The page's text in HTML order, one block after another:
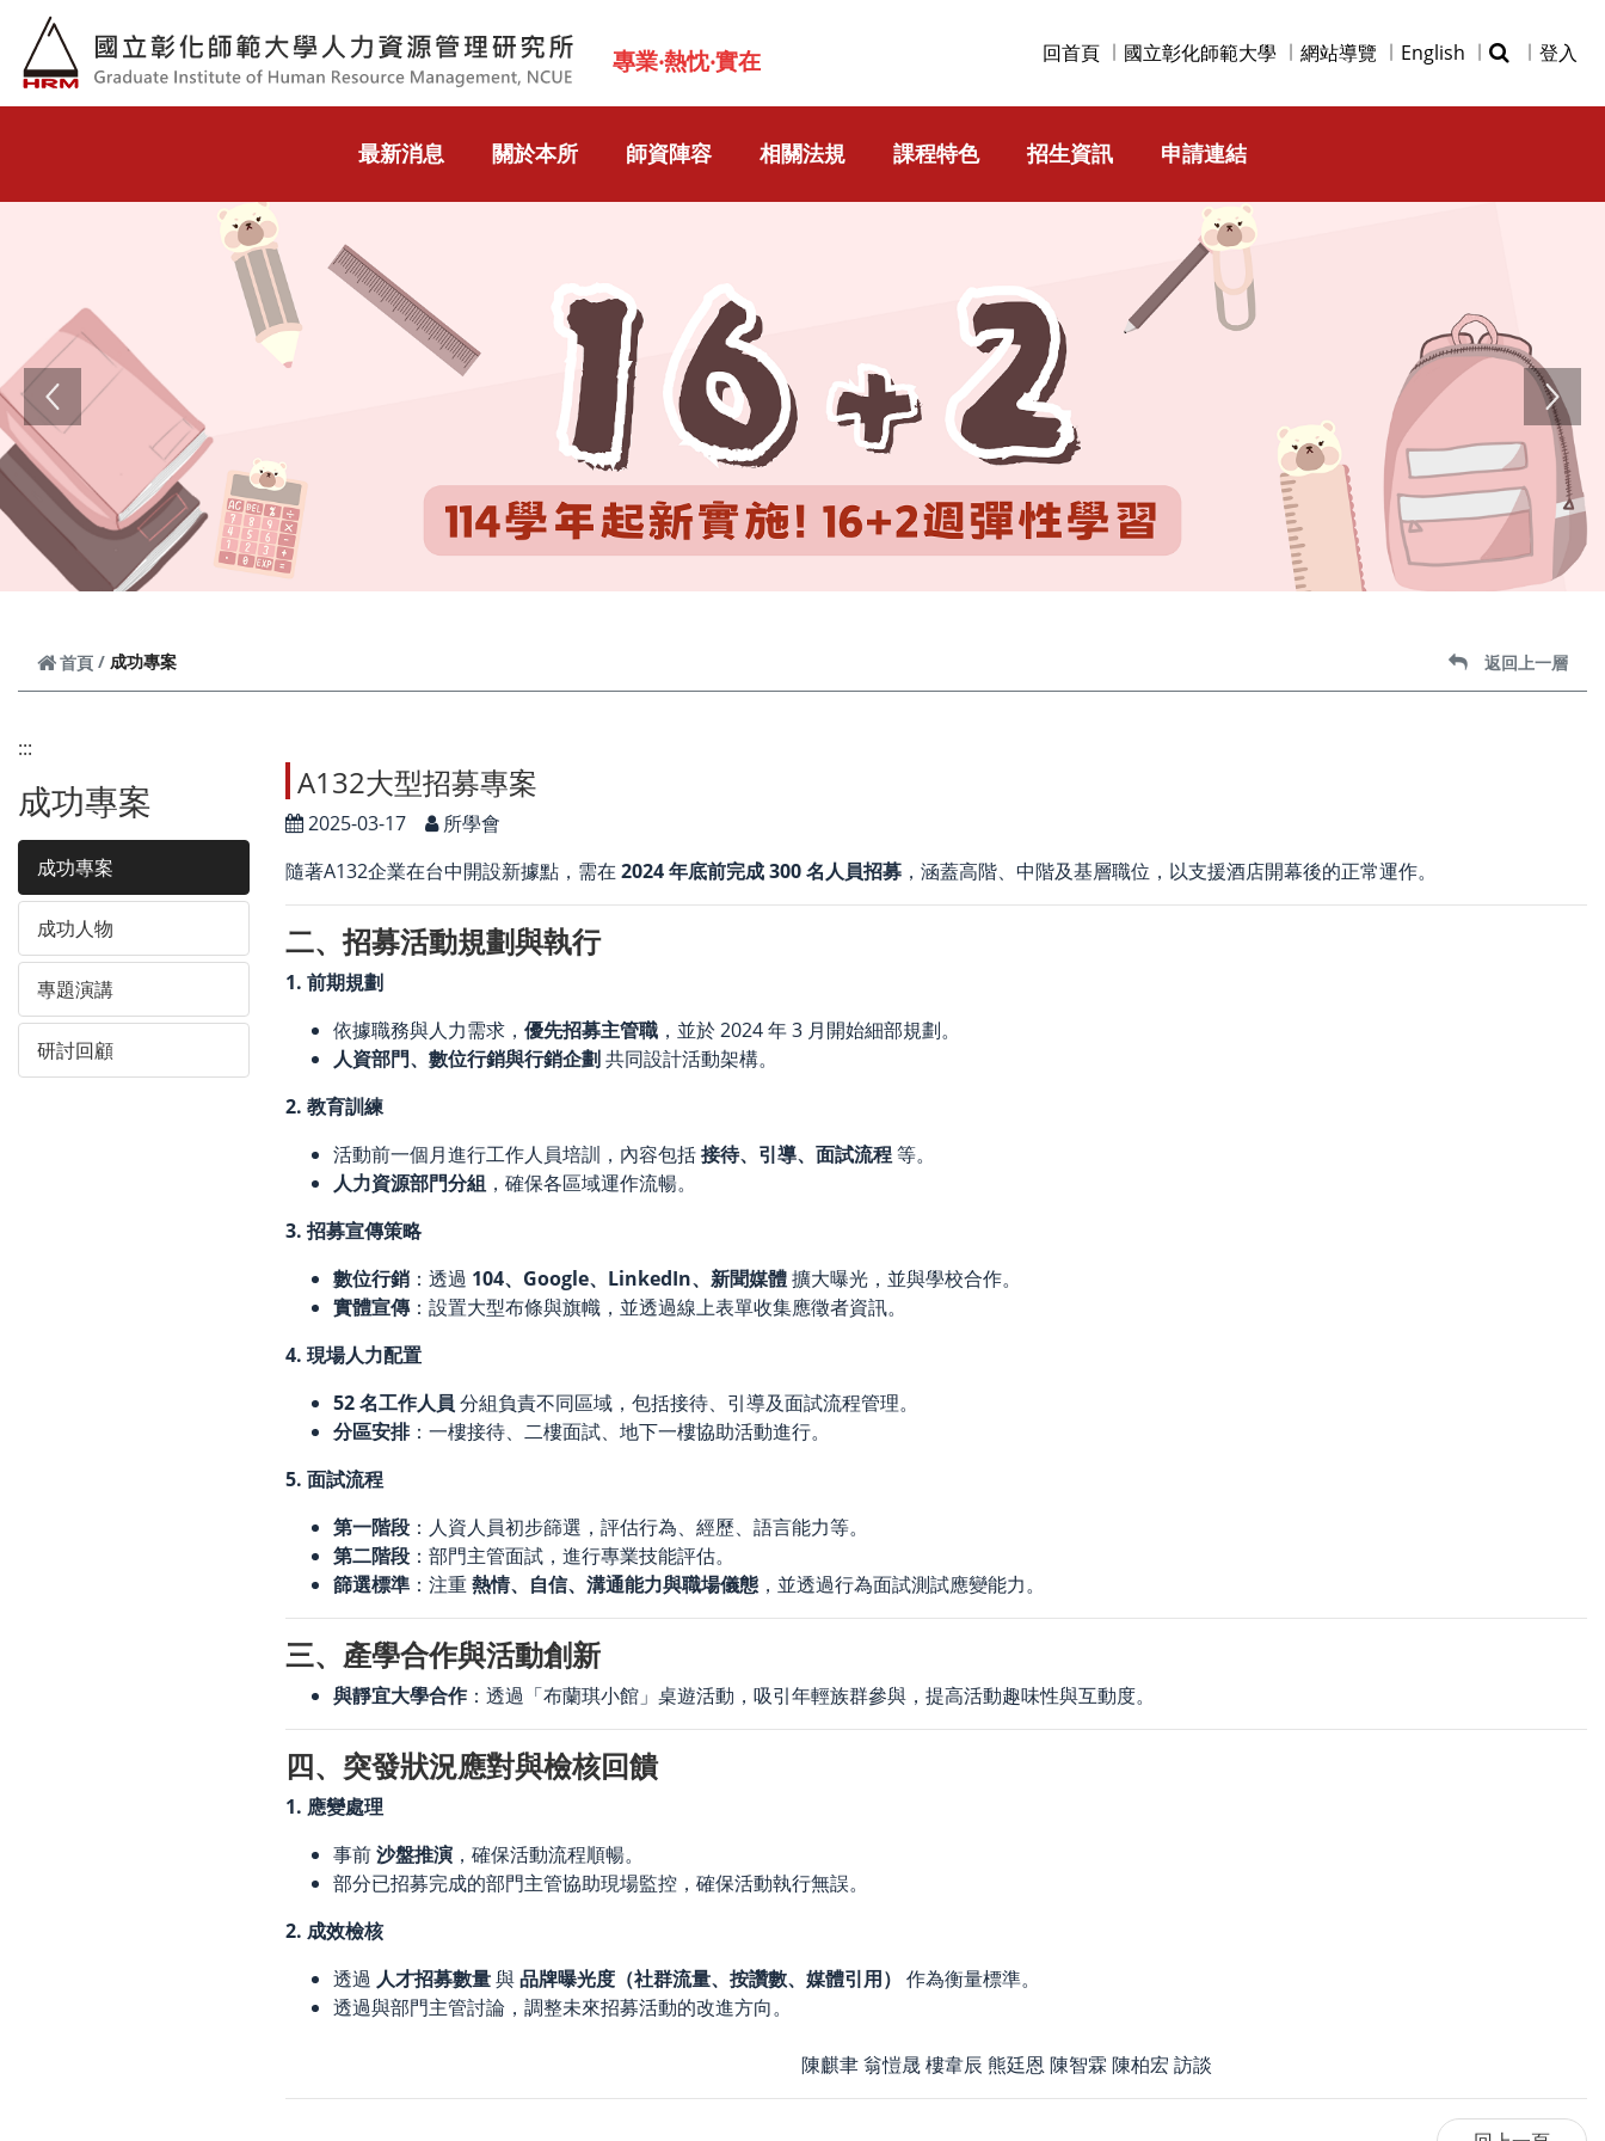
跳到主要內容
專業‧熱忱‧實在 回首頁 國立彰化師範大學 網站導覽 English 登入
最新消息 關於本所 師資陣容 相關法規 課程特色 招生資訊 申請連結
Previous Next
首頁 成功專案 返回上一層
:::
成功專案
成功專案
成功人物
專題演講
研討回顧
A132大型招募專案
2025-03-17
所學會
隨著A132企業在台中開設新據點，需在 2024 年底前完成 300 名人員招募 ，涵蓋高階、中階及基層職位，以支援酒店開幕後的正常運作。
二、招募活動規劃與執行
1. 前期規劃
依據職務與人力需求， 優先招募主管職 ，並於 2024 年 3 月開始細部規劃。
人資部門、數位行銷與行銷企劃共同設計活動架構。
2. 教育訓練
活動前一個月進行工作人員培訓，內容包括接待、引導、面試流程等。
人力資源部門分組 ，確保各區域運作流暢。
3. 招募宣傳策略
數位行銷 ：透過 104、Google、LinkedIn、新聞媒體擴大曝光，並與學校合作。
實體宣傳：設置大型布條與旗幟，並透過線上表單收集應徵者資訊。
4. 現場人力配置
52 名工作人員 分組負責不同區域，包括接待、引導及面試流程管理。
分區安排：一樓接待、二樓面試、地下一樓協助活動進行。
5. 面試流程
第一階段 ：人資人員初步篩選，評估行為、經歷、語言能力等。
第二階段 ：部門主管面試，進行專業技能評估。
篩選標準 ：注重熱情、自信、溝通能力與職場儀態 ，並透過行為面試測試應變能力。
三、產學合作與活動創新
與靜宜大學合作：透過「布蘭琪小館」桌遊活動，吸引年輕族群參與，提高活動趣味性與互動度。
四、突發狀況應對與檢核回饋
1. 應變處理
事前沙盤推演 ，確保活動流程順暢。
部分已招募完成的部門主管協助現場監控，確保活動執行無誤。
2. 成效檢核
透過 人才招募數量與品牌曝光度（社群流量、按讚數、媒體引用） 作為衡量標準。
透過與部門主管討論，調整未來招募活動的改進方向。
陳麒聿 翁愷晟 樓韋辰 熊廷恩 陳智霖 陳柏宏 訪談